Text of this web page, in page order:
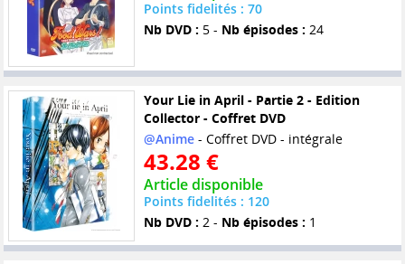
Points fidelités : 70
Nb DVD : 5 - Nb épisodes : 24
Your Lie in April - Partie 2 - Edition
Collector - Coffret DVD
@Anime- Coffret DVD - intégrale
43.28 €
Article disponible
Points fidelités : 120
Nb DVD : 2 - Nb épisodes : 1